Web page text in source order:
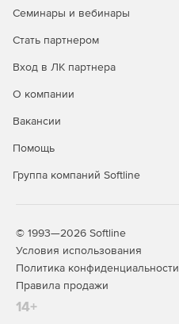
Семинары и вебинары
Стать партнером
Вход в ЛК партнера
О компании
Вакансии
Помощь
Группа компаний Softline
© 1993—2026 Softline
Условия использования
Политика конфиденциальности
Правила продажи
14+